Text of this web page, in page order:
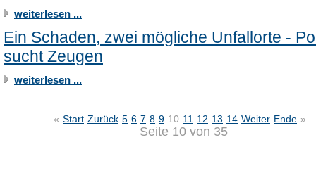
weiterlesen ...
Ein Schaden, zwei mögliche Unfallorte -
sucht Zeugen
weiterlesen ...
« Start Zurück 5 6 7 8 9 10 11 12 13 14 Weiter Ende »
Seite 10 von 35